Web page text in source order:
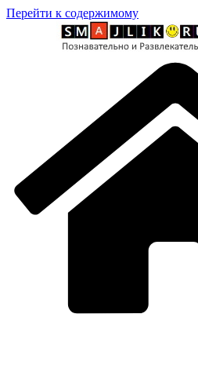
Перейти к содержимому